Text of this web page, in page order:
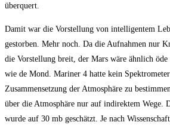
überquert.
Damit war die Vorstellung von intelligentem
gestorben. Mehr noch. Da die Aufnahmen nur
die Vorstellung breit, der Mars wäre ähnlich
wie de Mond. Mariner 4 hatte kein
Zusammensetzung der Atmosphäre zu
über die Atmosphäre nur auf indirektem Wege.
wurde auf 30 mb geschätzt. Je nach